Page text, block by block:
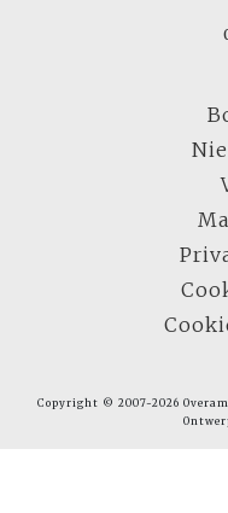
Copyright © 2007-2026